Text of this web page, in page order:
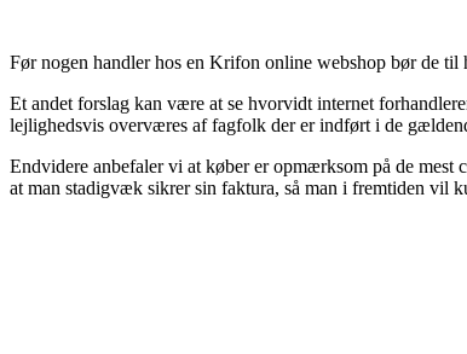
Før nogen handler hos en Krifon online webshop bør de
Et andet forslag kan være at se hvorvidt internet
lejlighedsvis overværes af fagfolk der er indført i de
Endvidere anbefaler vi at køber er opmærksom på de mest
at man stadigvæk sikrer sin faktura, så man i fremtiden vil